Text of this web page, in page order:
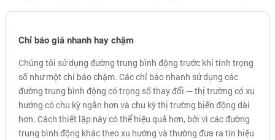
Chỉ báo giá nhanh hay chậm
Chúng tôi sử dụng đường trung bình động trước khi tính trọng
số như một chỉ báo chậm. Các chỉ báo nhanh sử dụng các
đường trung bình động có trọng số thay đổi — thị trường có xu
hướng có chu kỳ ngắn hơn và chu kỳ thị trường biến động dài
hơn. Cách thiết lập này có thể hiệu quả hơn, bởi vì các đường
trung bình động khác theo xu hướng và thường đưa ra tín hiệu